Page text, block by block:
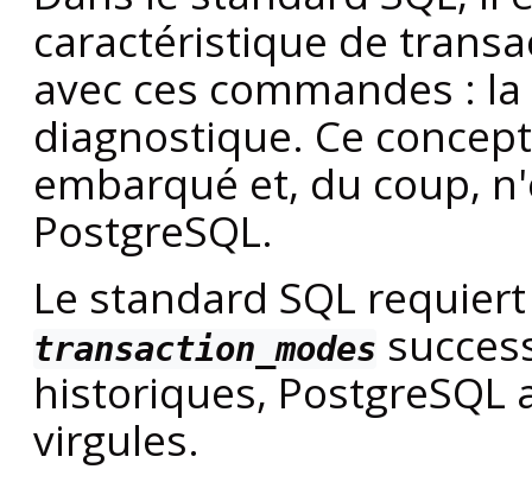
caractéristique de
avec ces commandes :
diagnostique. Ce
embarqué et, du coup,
PostgreSQL.
Le standard SQL
transaction_modes
historiques, PostgreSQL
virgules.